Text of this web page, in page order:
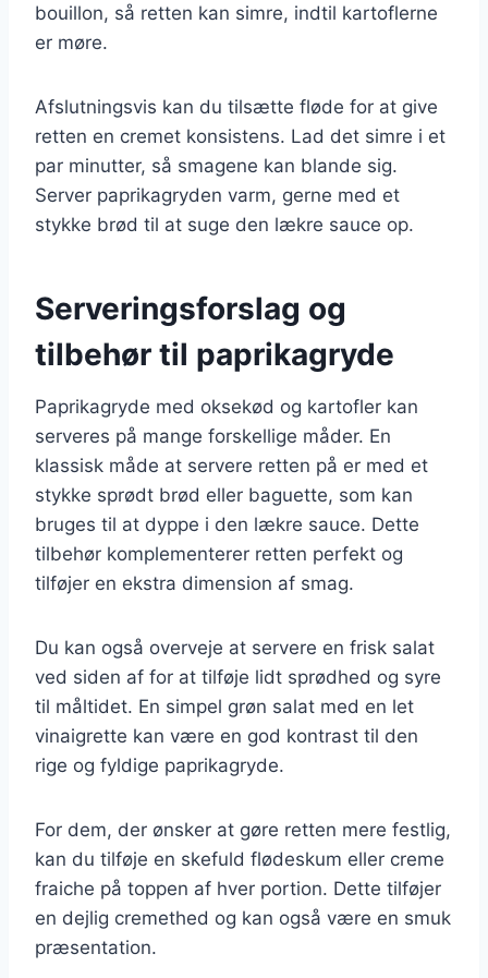
bouillon, så retten kan simre, indtil kartoflerne
er møre.
Afslutningsvis kan du tilsætte fløde for at give
retten en cremet konsistens. Lad det simre i et
par minutter, så smagene kan blande sig.
Server paprikagryden varm, gerne med et
stykke brød til at suge den lækre sauce op.
Serveringsforslag og
tilbehør til paprikagryde
Paprikagryde med oksekød og kartofler kan
serveres på mange forskellige måder. En
klassisk måde at servere retten på er med et
stykke sprødt brød eller baguette, som kan
bruges til at dyppe i den lækre sauce. Dette
tilbehør komplementerer retten perfekt og
tilføjer en ekstra dimension af smag.
Du kan også overveje at servere en frisk salat
ved siden af for at tilføje lidt sprødhed og syre
til måltidet. En simpel grøn salat med en let
vinaigrette kan være en god kontrast til den
rige og fyldige paprikagryde.
For dem, der ønsker at gøre retten mere festlig,
kan du tilføje en skefuld flødeskum eller creme
fraiche på toppen af hver portion. Dette tilføjer
en dejlig cremethed og kan også være en smuk
præsentation.